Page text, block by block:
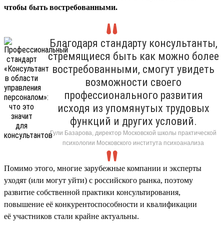
чтобы быть востребованными.
Благодаря стандарту консультанты,
стремящиеся быть как можно более
востребованными, смогут увидеть
возможности своего
профессионального развития
исходя из упомянутых трудовых
функций и других условий.
Гули Базарова, директор Московской школы практической
психологии Московского института психоанализа
Помимо этого, многие зарубежные компании и эксперты
уходят (или могут уйти) с российского рынка, поэтому
развитие собственной практики консультирования,
повышение её конкурентоспособности и квалификации
её участников стали крайне актуальны.